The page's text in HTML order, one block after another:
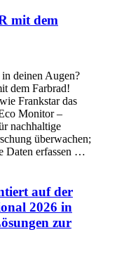
mit dem
deinen Augen?
dem Farbrad!
Frankstar das
Monitor –
nachhaltige
überwachen;
Daten erfassen …
auf der
2026 in
zur